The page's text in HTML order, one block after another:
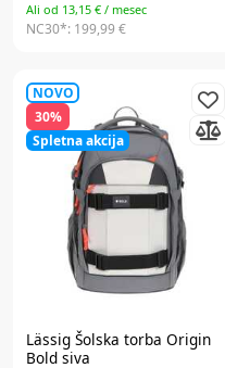
Ali od 13,15 € / mesec
NC30*: 199,99 €
30%
Spletna akcija
NOVO
Lässig Šolska torba Origin
Bold siva